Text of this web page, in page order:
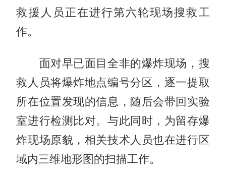
救援人员正在进行第六轮现场搜救工
作。
面对早已面目全非的爆炸现场，搜
救人员将爆炸地点编号分区，逐一提取
所在位置发现的信息，随后会带回实验
室进行检测比对。与此同时，为留存爆
炸现场原貌，相关技术人员也在进行区
域内三维地形图的扫描工作。